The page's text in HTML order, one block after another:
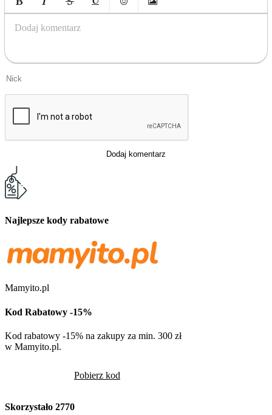
Bold Italic Strikethrough
UnderlineEmoticonsInsert Image
Dodaj komentarz
Dodaj komentarz
Najlepsze kody rabatowe
Mamyito.pl
Kod Rabatowy -15%
Kod rabatowy -15% na zakupy za min. 300 zł
w Mamyito.pl.
Pobierz kod
Skorzystało 2770